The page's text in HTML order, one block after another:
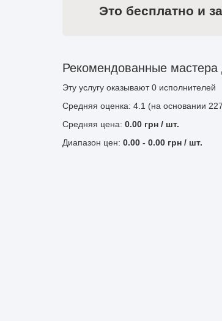
Это бесплатно и
Рекомендованные мастера
Эту услугу оказывают0 исполнителей
Средняя оценка: 4.1 (на основании
Средняя цена: 0.00 грн / шт.
Диапазон цен: 0.00 - 0.00 грн / шт.